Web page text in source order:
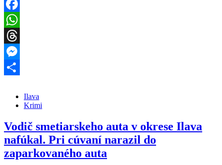
Facebook
WhatsApp
Threads
Messenger
Ilava
Krimi
Vodič smetiarskeho auta v okrese Ilava
nafúkal. Pri cúvaní narazil do
zaparkovaného auta